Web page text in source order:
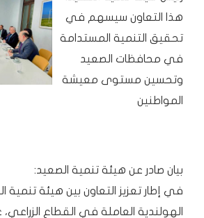
هذا التعاون سيسهم في
تحقيق التنمية المستدامة
في محافظات الصعيد
وتحسين مستوى معيشة
المواطنين
بيان صادر عن هيئة تنمية الصعيد:
في إطار تعزيز التعاون بين هيئة تنمية
الهولندية العاملة في القطاع